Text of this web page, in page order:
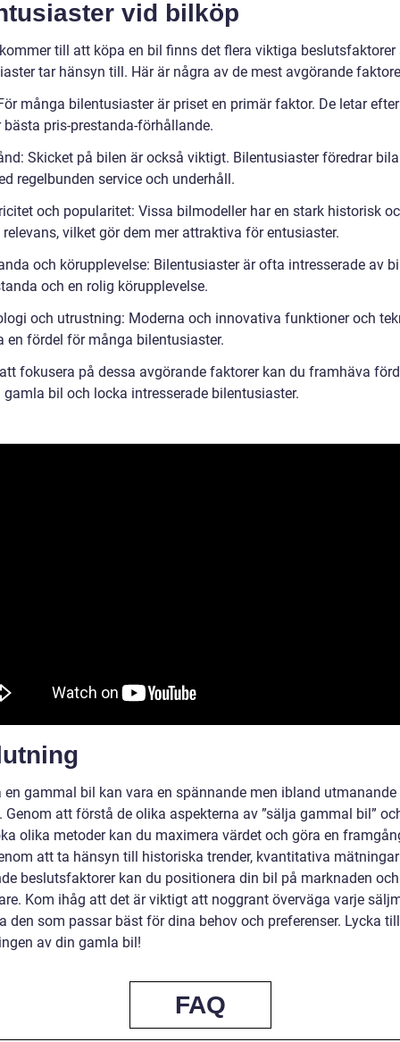
vid bilköp
till att köpa en bil finns det flera viktiga beslutsfaktorer
tar hänsyn till. Här är några av de mest avgörande
många bilentusiaster är priset en primär faktor. De letar
bästa pris-prestanda-förhållande.
Skicket på bilen är också viktigt. Bilentusiaster föredrar
regelbunden service och underhåll.
och popularitet: Vissa bilmodeller har en stark historisk
vilket gör dem mer attraktiva för entusiaster.
och körupplevelse: Bilentusiaster är ofta intresserade av
och en rolig körupplevelse.
och utrustning: Moderna och innovativa funktioner och
en fördel för många bilentusiaster.
fokusera på dessa avgörande faktorer kan du framhäva
gamla bil och locka intresserade bilentusiaster.
en gammal bil kan vara en spännande men ibland utmanande
Genom att förstå de olika aspekterna av ”sälja gammal bil”
olika metoder kan du maximera värdet och göra en
att ta hänsyn till historiska trender, kvantitativa
beslutsfaktorer kan du positionera din bil på marknaden
Kom ihåg att det är viktigt att noggrant överväga varje
den som passar bäst för dina behov och preferenser. Lycka
av din gamla bil!
FAQ